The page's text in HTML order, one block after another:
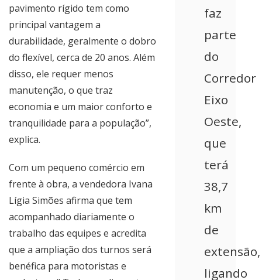
faz
parte
do
Corredor
Eixo
Oeste,
que
terá
38,7
km
de
extensão,
ligando
pavimento rígido tem como
principal vantagem a
durabilidade, geralmente o dobro
do flexível, cerca de 20 anos. Além
disso, ele requer menos
manutenção, o que traz
economia e um maior conforto e
tranquilidade para a população”,
explica.
Com um pequeno comércio em
frente à obra, a vendedora Ivana
Lígia Simões afirma que tem
acompanhado diariamente o
trabalho das equipes e acredita
que a ampliação dos turnos será
benéfica para motoristas e